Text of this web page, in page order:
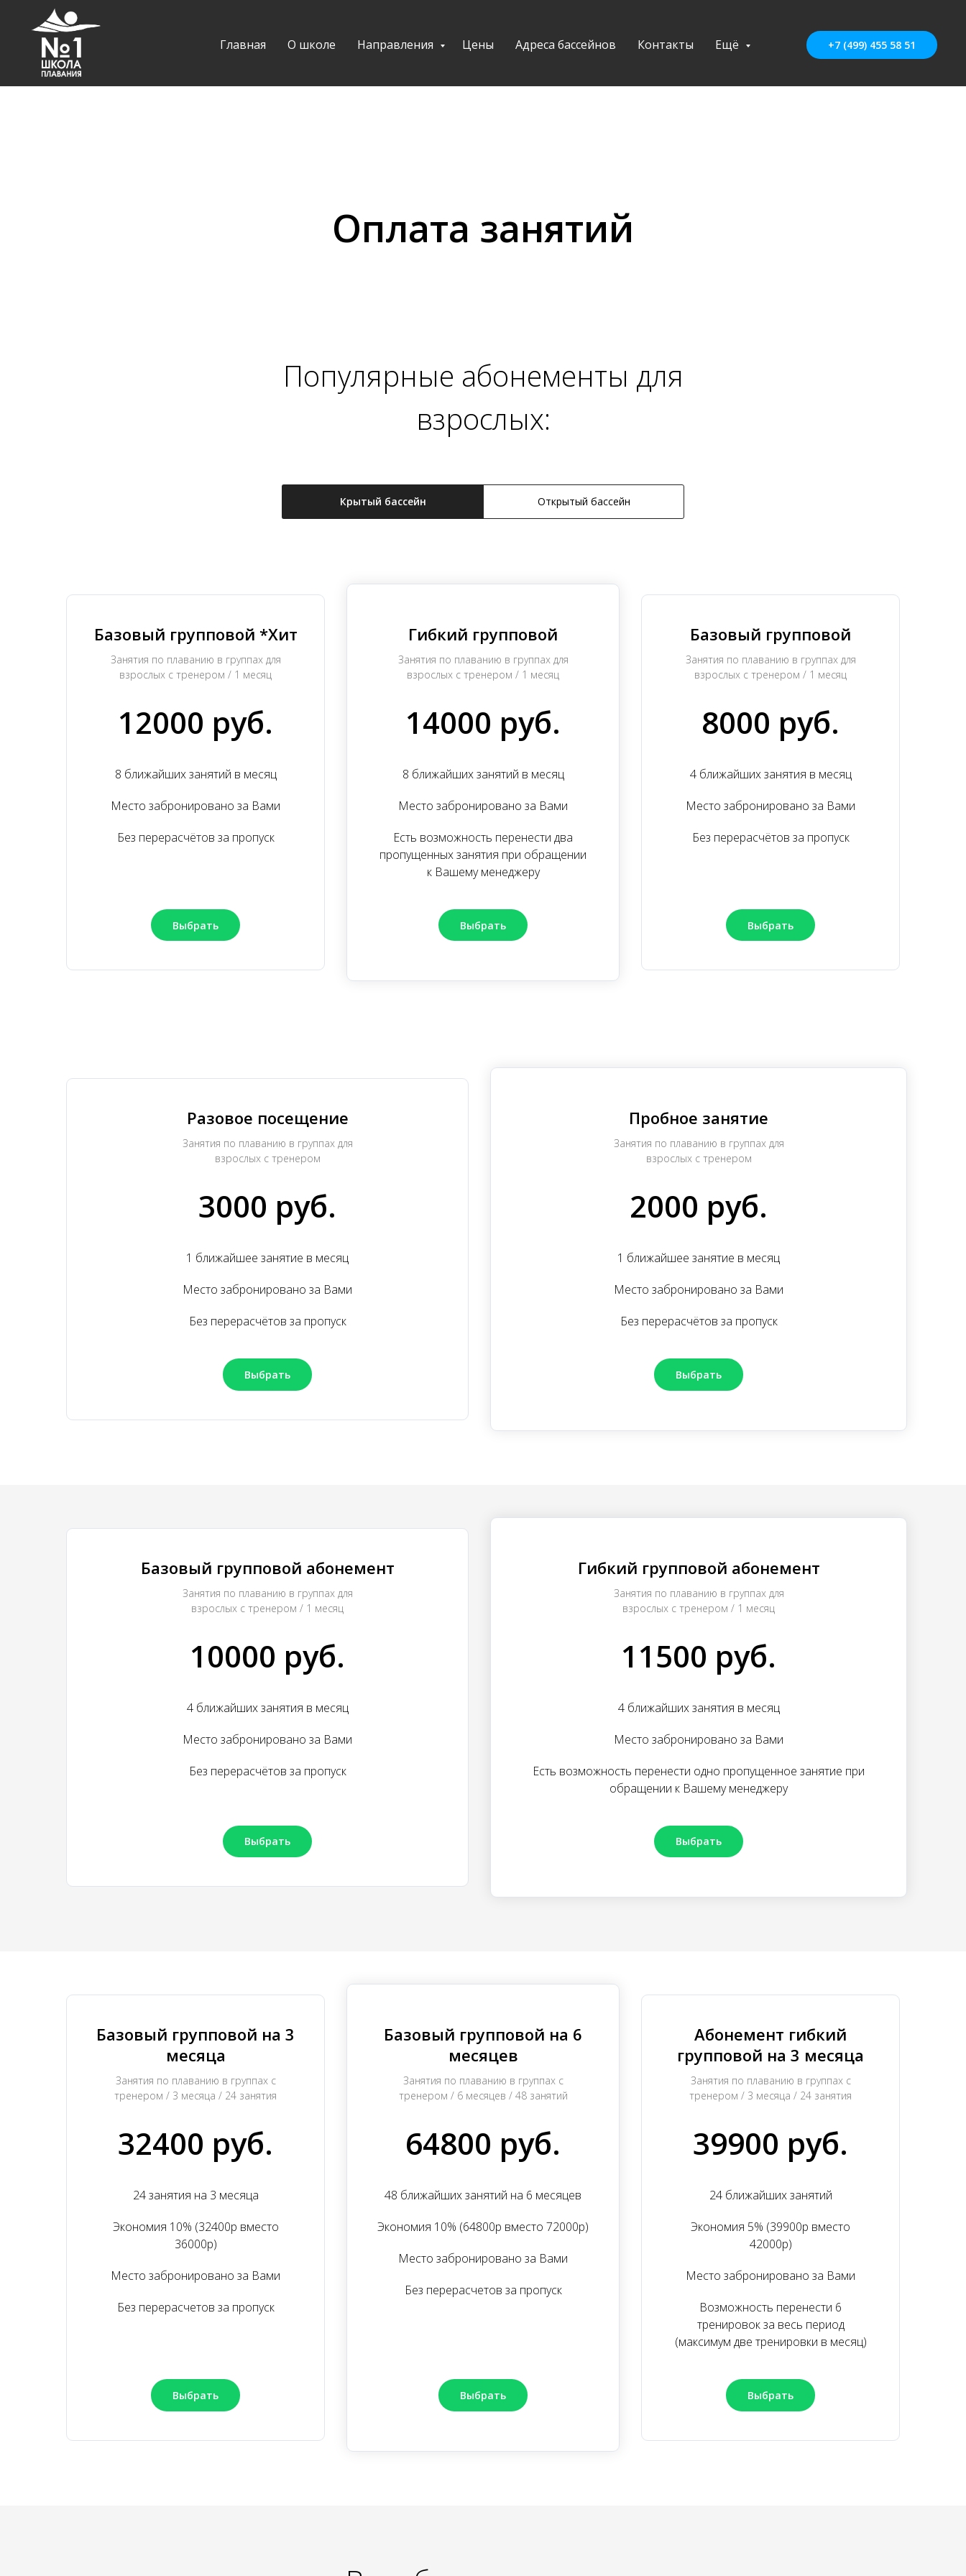
Главная О школе Направления Цены Адреса бассейнов Контакты Ещё +7 (499) 455 58 51
Оплата занятий
Популярные абонементы для
взрослых:
Крытый бассейн Открытый бассейн
Базовый групповой *Хит
Занятия по плаванию в группах для
взрослых с тренером / 1 месяц
12000 руб.
8 ближайших занятий в месяц
Место забронировано за Вами
Без перерасчётов за пропуск
Выбрать
Гибкий групповой
Занятия по плаванию в группах для
взрослых с тренером / 1 месяц
14000 руб.
8 ближайших занятий в месяц
Место забронировано за Вами
Есть возможность перенести два
пропущенных занятия при обращении
к Вашему менеджеру
Выбрать
Базовый групповой
Занятия по плаванию в группах для
взрослых с тренером / 1 месяц
8000 руб.
4 ближайших занятия в месяц
Место забронировано за Вами
Без перерасчётов за пропуск
Выбрать
Разовое посещение
Занятия по плаванию в группах для
взрослых с тренером
3000 руб.
1 ближайшее занятие в месяц
Место забронировано за Вами
Без перерасчётов за пропуск
Выбрать
Пробное занятие
Занятия по плаванию в группах для
взрослых с тренером
2000 руб.
1 ближайшее занятие в месяц
Место забронировано за Вами
Без перерасчётов за пропуск
Выбрать
Базовый групповой абонемент
Занятия по плаванию в группах для
взрослых с тренером / 1 месяц
10000 руб.
4 ближайших занятия в месяц
Место забронировано за Вами
Без перерасчётов за пропуск
Выбрать
Гибкий групповой абонемент
Занятия по плаванию в группах для
взрослых с тренером / 1 месяц
11500 руб.
4 ближайших занятия в месяц
Место забронировано за Вами
Есть возможность перенести одно пропущенное занятие при
обращении к Вашему менеджеру
Выбрать
Базовый групповой на 3
месяца
Занятия по плаванию в группах с
тренером / 3 месяца / 24 занятия
32400 руб.
24 занятия на 3 месяца
Экономия 10% (32400р вместо
36000р)
Место забронировано за Вами
Без перерасчетов за пропуск
Выбрать
Базовый групповой на 6
месяцев
Занятия по плаванию в группах с
тренером / 6 месяцев / 48 занятий
64800 руб.
48 ближайших занятий на 6 месяцев
Экономия 10% (64800р вместо 72000р)
Место забронировано за Вами
Без перерасчетов за пропуск
Выбрать
Абонемент гибкий
групповой на 3 месяца
Занятия по плаванию в группах с
тренером / 3 месяца / 24 занятия
39900 руб.
24 ближайших занятий
Экономия 5% (39900р вместо
42000р)
Место забронировано за Вами
Возможность перенести 6
тренировок за весь период
(максимум две тренировки в месяц)
Выбрать